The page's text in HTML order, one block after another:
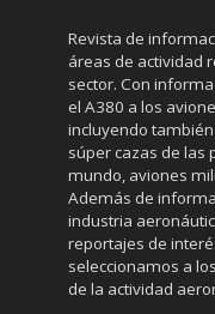
Revista de
áreas de actividad
sector. Con
el A380 a los
incluyendo
súper cazas de las
mundo, aviones
Además de
industria
reportajes de
seleccionamos a
de la actividad